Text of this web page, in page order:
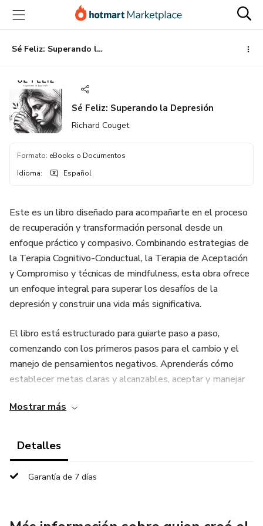
principal
página
de
página
Sé Feliz: Superando la Depresión
Sé Feliz: Superando la Depresión
Richard Couget
Formato: eBooks o Documentos
Idioma: Español
Este es un libro diseñado para acompañarte en el proceso
de recuperación y transformación personal desde un
enfoque práctico y compasivo. Combinando estrategias de
la Terapia Cognitivo-Conductual, la Terapia de Aceptación
y Compromiso y técnicas de mindfulness, esta obra ofrece
un enfoque integral para superar los desafíos de la
depresión y construir una vida más significativa.
El libro está estructurado para guiarte paso a paso,
comenzando con los primeros pasos para el cambio y el
manejo de pensamientos negativos. Aprenderás cómo
establecer metas claras y alcanzables, aceptar y manejar
importa para vivir según tus valores. La integración del
compasión, mientras que las estrategias de resiliencia te
Mostrar más
Detalles
Garantía de 7 días